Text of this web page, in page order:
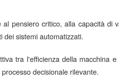
pensiero critico, alla capacità di
dei sistemi automatizzati.
tra l'efficienza della macchina
decisionale rilevante.